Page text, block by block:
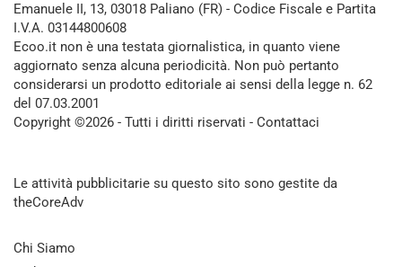
Emanuele II, 13, 03018 Paliano (FR) - Codice Fiscale e Partita
I.V.A. 03144800608
Ecoo.it non è una testata giornalistica, in quanto viene
aggiornato senza alcuna periodicità. Non può pertanto
considerarsi un prodotto editoriale ai sensi della legge n. 62
del 07.03.2001
Copyright ©2026 - Tutti i diritti riservati - Contattaci
Le attività pubblicitarie su questo sito sono gestite da
theCoreAdv
Chi Siamo